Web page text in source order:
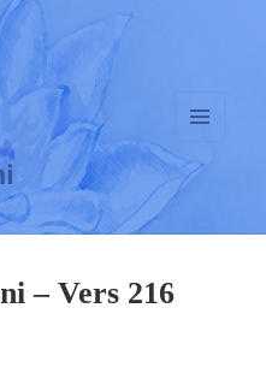
UND
WIDGETS
– Vers 216